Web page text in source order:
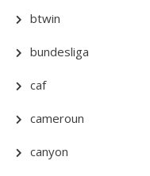
btwin
bundesliga
caf
cameroun
canyon